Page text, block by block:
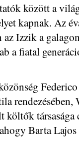
között a
kapnak. Az
Izzik a
a fiatal
költők
Barta